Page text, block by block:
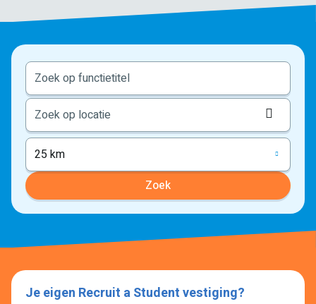
25 km
Zoek
Je eigen Recruit a Student vestiging?